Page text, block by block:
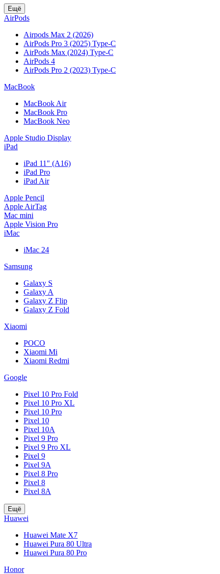
Ещё
AirPods
Airpods Max 2 (2026)
AirPods Pro 3 (2025) Type-C
AirPods Max (2024) Type-C
AirPods 4
AirPods Pro 2 (2023) Type-C
MacBook
MacBook Air
MacBook Pro
MacBook Neo
Apple Studio Display
iPad
iPad 11" (A16)
iPad Pro
iPad Air
Apple Pencil
Apple AirTag
Mac mini
Apple Vision Pro
iMac
iMac 24
Samsung
Galaxy S
Galaxy A
Galaxy Z Flip
Galaxy Z Fold
Xiaomi
POCO
Xiaomi Mi
Xiaomi Redmi
Google
Pixel 10 Pro Fold
Pixel 10 Pro XL
Pixel 10 Pro
Pixel 10
Pixel 10A
Pixel 9 Pro
Pixel 9 Pro XL
Pixel 9
Pixel 9A
Pixel 8 Pro
Pixel 8
Pixel 8A
Ещё
Huawei
Huawei Mate X7
Huawei Pura 80 Ultra
Huawei Pura 80 Pro
Honor